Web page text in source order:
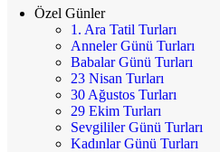
Özel Günler
1. Ara Tatil Turları
Anneler Günü Turları
Babalar Günü Turları
23 Nisan Turları
30 Ağustos Turları
29 Ekim Turları
Sevgililer Günü Turları
Kadınlar Günü Turları